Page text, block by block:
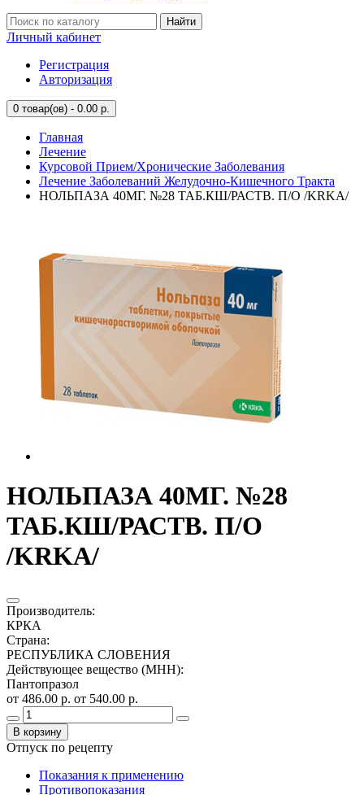
Найти
Личный кабинет
Регистрация
Авторизация
0 товар(ов) - 0.00 р.
Главная
Лечение
Курсовой Прием/Хронические Заболевания
Лечение Заболеваний Желудочно-Кишечного Тракта
НОЛЬПАЗА 40МГ. №28 ТАБ.КШ/РАСТВ. П/О /KRKA/
НОЛЬПАЗА 40МГ. №28
ТАБ.КШ/РАСТВ. П/О
/KRKA/
Производитель:
КРКА
Страна:
РЕСПУБЛИКА СЛОВЕНИЯ
Действующее вещество (МНН):
Пантопразол
от 486.00 р. от 540.00 р.
В корзину
Отпуск по рецепту
Показания к применению
Противопоказания